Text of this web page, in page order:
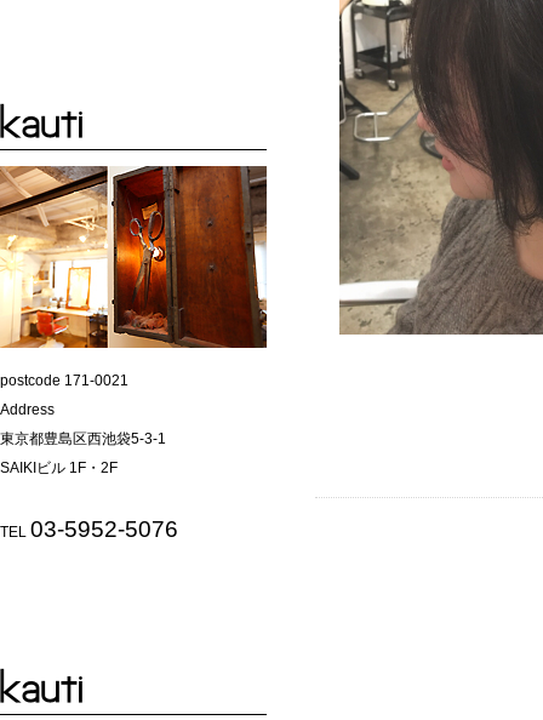
postcode 171-0021
Address
東京都豊島区西池袋5-3-1
SAIKIビル 1F・2F
TEL 03-5952-5076